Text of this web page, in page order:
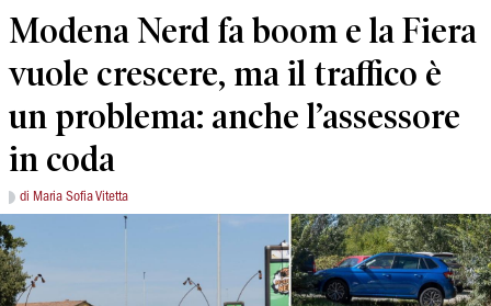
Modena Nerd fa boom e la Fiera
vuole crescere, ma il traffico è
un problema: anche l’assessore
in coda
di Maria Sofia Vitetta